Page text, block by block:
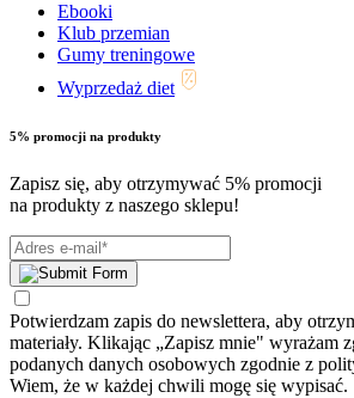
Ebooki
Klub przemian
Gumy treningowe
Wyprzedaż diet
5% promocji na produkty
Zapisz się, aby otrzymywać 5% promocji
na produkty z naszego sklepu!
Potwierdzam zapis do newslettera, aby
materiały. Klikając „Zapisz mnie" wyrażam
podanych danych osobowych zgodnie z
Wiem, że w każdej chwili mogę się wypisać.